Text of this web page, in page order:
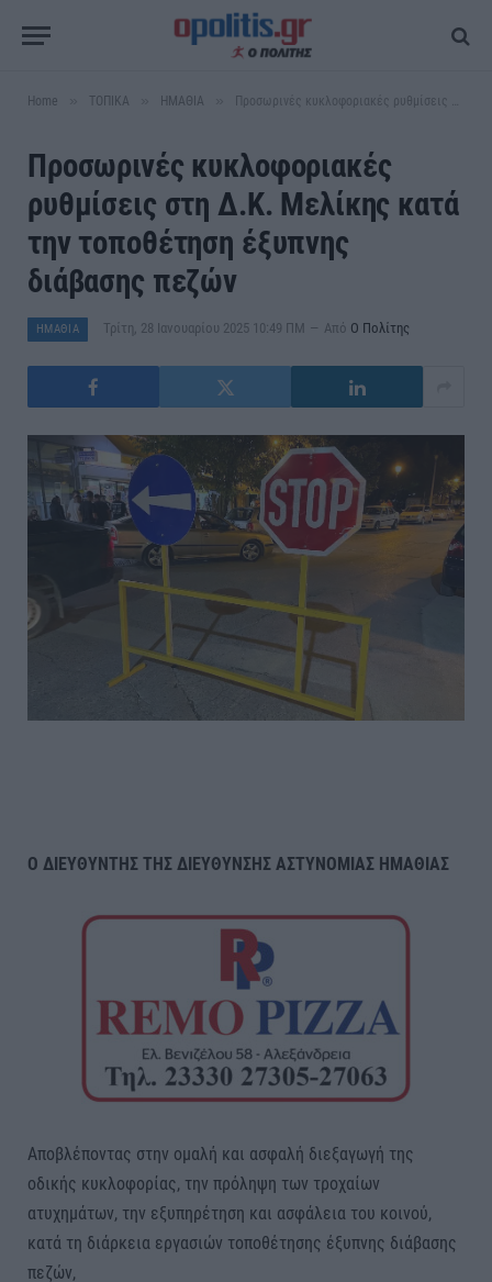
Home ΤΟΠΙΚΑ ΗΜΑΘΙΑ Προσωρινές κυκλοφοριακές ρυθμίσεις στη Δ.Κ. Μελίκης κατά την τοποθέτηση έξυπνης διάβασης πεζών
Προσωρινές κυκλοφοριακές
ρυθμίσεις στη Δ.Κ. Μελίκης κατά
την τοποθέτηση έξυπνης
διάβασης πεζών
ΗΜΑΘΙΑ Τρίτη, 28 Ιανουαρίου 2025 10:49 ΠΜ Από Ο Πολίτης
Ο ΔΙΕΥΘΥΝΤΗΣ ΤΗΣ ΔΙΕΥΘΥΝΣΗΣ ΑΣΤΥΝΟΜΙΑΣ ΗΜΑΘΙΑΣ
Αποβλέποντας στην ομαλή και ασφαλή διεξαγωγή της
οδικής κυκλοφορίας, την πρόληψη των τροχαίων
ατυχημάτων, την εξυπηρέτηση και ασφάλεια του κοινού,
κατά τη διάρκεια εργασιών τοποθέτησης έξυπνης διάβασης
πεζών,